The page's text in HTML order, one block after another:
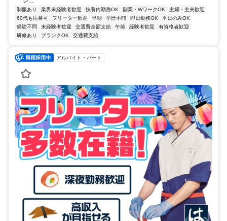
制服あり 業界未経験者歓迎 扶養内勤務OK 副業・WワークOK
主婦・主夫歓迎
60代も応募可
フリーター歓迎 早朝 学歴不問 即日勤務OK
平日のみOK
経験不問
未経験者歓迎 交通費全額支給 午前 経験者歓迎
有資格者歓迎
研修あり
ブランクOK 交通費支給
アルバイト・パート